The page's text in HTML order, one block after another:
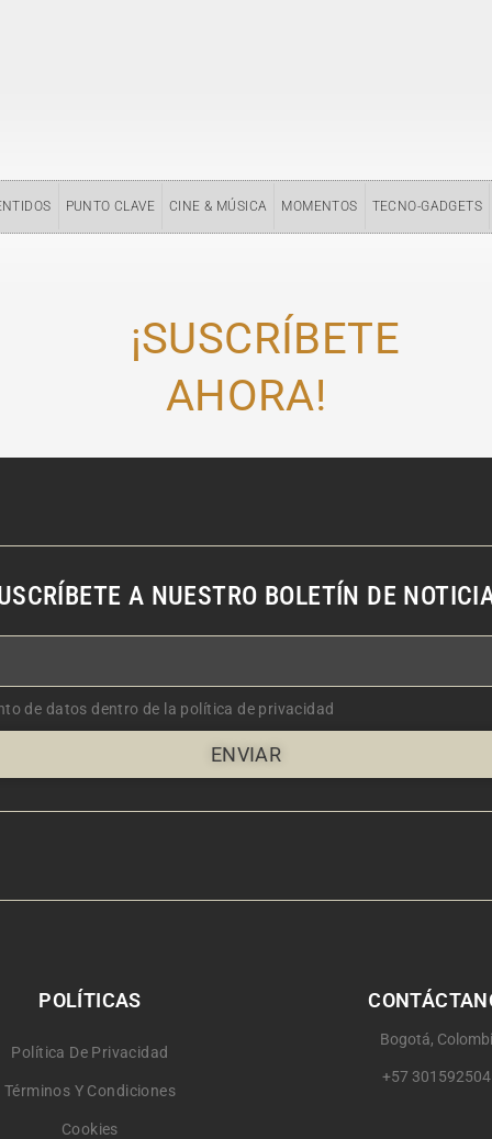
PUNTO CLAVE CINE & MÚSICA MOMENTOS TECNO-GADGETS
¡SUSCRÍBETE
AHORA!
A NUESTRO BOLETÍN DE
de datos dentro de la política de privacidad
ENVIAR
POLÍTICAS
Política De Privacidad
Términos Y Condiciones
Cookies
Bogotá,
+57